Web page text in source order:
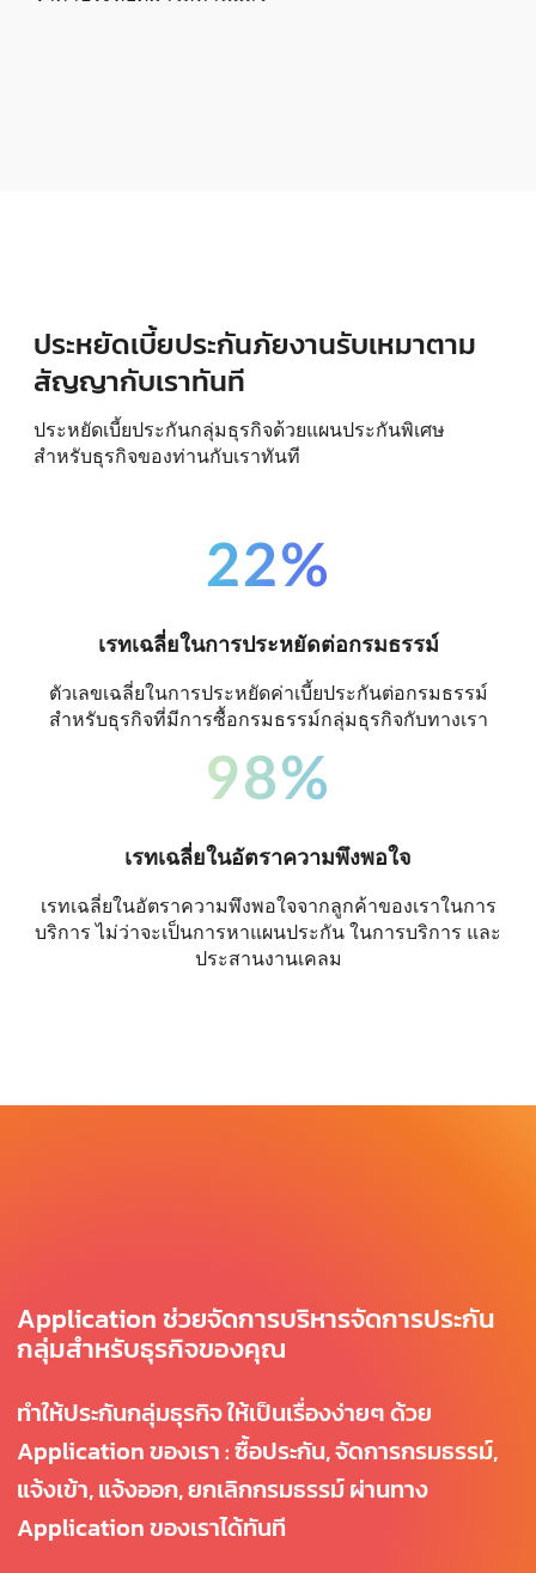
ประหยัดเบี้ยประกันภัยงานรับเหมาตาม
สัญญากับเราทันที
ประหยัดเบี้ยประกันกลุ่มธุรกิจด้วยแผนประกันพิเศษ
สำหรับธุรกิจของท่านกับเราทันที
22%
เรทเฉลี่ยในการประหยัดต่อกรมธรรม์
ตัวเลขเฉลี่ยในการประหยัดค่าเบี้ยประกันต่อกรมธรรม์
สำหรับธุรกิจที่มีการซื้อกรมธรรม์กลุ่มธุรกิจกับทางเรา
98%
เรทเฉลี่ยในอัตราความพึงพอใจ
เรทเฉลี่ยในอัตราความพึงพอใจจากลูกค้าของเราในการ
บริการ ไม่ว่าจะเป็นการหาแผนประกัน ในการบริการ และ
ประสานงานเคลม
Application ช่วยจัดการบริหารจัดการประกัน
กลุ่มสำหรับธุรกิจของคุณ
ทำให้ประกันกลุ่มธุรกิจ ให้เป็นเรื่องง่ายๆ ด้วย
Application ของเรา : ซื้อประกัน, จัดการกรมธรรม์,
แจ้งเข้า, แจ้งออก, ยกเลิกกรมธรรม์ ผ่านทาง
Application ของเราได้ทันที